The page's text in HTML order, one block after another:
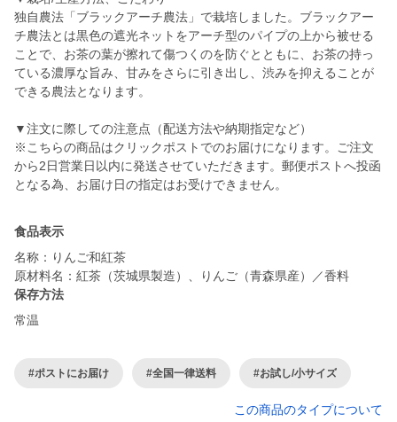
独自農法「ブラックアーチ農法」で栽培しました。ブラックアー
チ農法とは黒色の遮光ネットをアーチ型のパイプの上から被せる
ことで、お茶の葉が擦れて傷つくのを防ぐとともに、お茶の持っ
ている濃厚な旨み、甘みをさらに引き出し、渋みを抑えることが
できる農法となります。
▼注文に際しての注意点（配送方法や納期指定など）
※こちらの商品はクリックポストでのお届けになります。ご注文
から2日営業日以内に発送させていただきます。郵便ポストへ投函
となる為、お届け日の指定はお受けできません。
食品表示
名称：りんご和紅茶
原材料名：紅茶（茨城県製造）、りんご（青森県産）／香料
保存方法
常温
#ポストにお届け #全国一律送料 #お試し/小サイズ
この商品のタイプについて